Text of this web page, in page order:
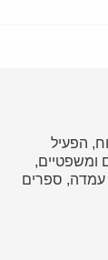
הפעיל
ומשפטיים,
עמדה, ספרים